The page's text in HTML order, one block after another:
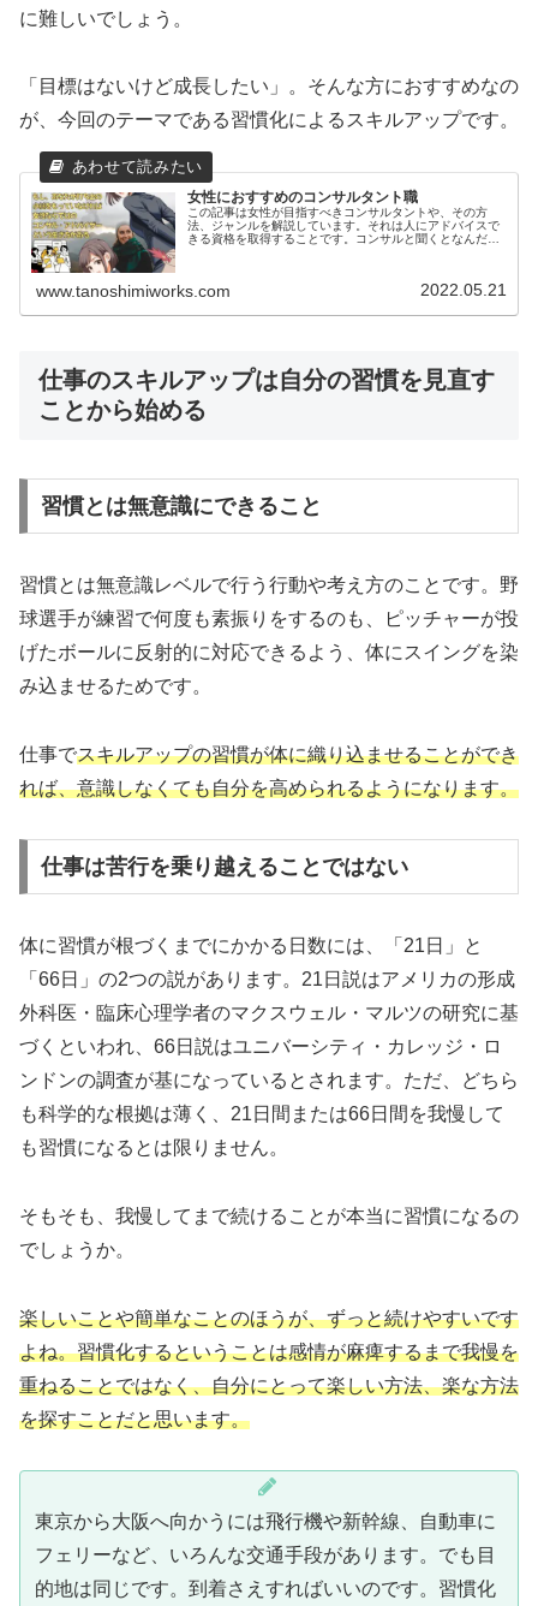
に難しいでしょう。
「目標はないけど成長したい」。そんな方におすすめなの
が、今回のテーマである習慣化によるスキルアップです。
女性におすすめのコンサルタント職
この記事は女性が目指すべきコンサルタントや、その方
法、ジャンルを解説しています。それは人にアドバイスで
きる資格を取得することです。コンサルと聞くとなんだか
ます。
www.tanoshimiworks.com 2022.05.21
仕事のスキルアップは自分の習慣を見直す
ことから始める
習慣とは無意識にできること
習慣とは無意識レベルで行う行動や考え方のことです。野
球選手が練習で何度も素振りをするのも、ピッチャーが投
げたボールに反射的に対応できるよう、体にスイングを染
み込ませるためです。
仕事でスキルアップの習慣が体に織り込ませることができ
れば、意識しなくても自分を高められるようになります。
仕事は苦行を乗り越えることではない
体に習慣が根づくまでにかかる日数には、「21日」と
「66日」の2つの説があります。21日説はアメリカの形成
外科医・臨床心理学者のマクスウェル・マルツの研究に基
づくといわれ、66日説はユニバーシティ・カレッジ・ロ
ンドンの調査が基になっているとされます。ただ、どちら
も科学的な根拠は薄く、21日間または66日間を我慢して
も習慣になるとは限りません。
そもそも、我慢してまで続けることが本当に習慣になるの
でしょうか。
楽しいことや簡単なことのほうが、ずっと続けやすいです
よね。習慣化するということは感情が麻痺するまで我慢を
重ねることではなく、自分にとって楽しい方法、楽な方法
を探すことだと思います。
東京から大阪へ向かうには飛行機や新幹線、自動車に
フェリーなど、いろんな交通手段があります。でも目
的地は同じです。到着さえすればいいのです。習慣化